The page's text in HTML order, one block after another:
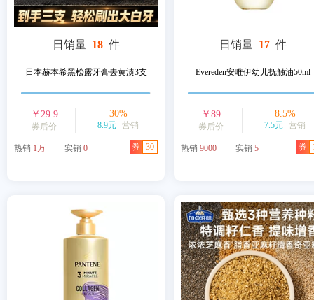
日销量 18 件
日本赫本希黑松露牙膏去黄渍3支
￥ 29.9
券后价
30%
8.9元 营销
热销 1万+ 实销 0 券 30
日销量 17 件
Evereden安唯伊幼儿抚触油50ml
￥89
券后价
8.5%
7.5元 营销
热销 9000+ 实销 5 券